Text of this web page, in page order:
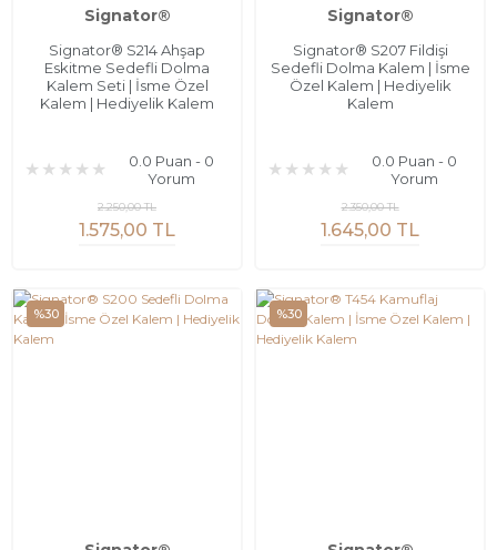
Signator®
Signator® S214 Ahşap
Eskitme Sedefli Dolma
Kalem Seti | İsme Özel
Kalem | Hediyelik Kalem
0.0 Puan - 0
Yorum
1.575,00 TL
2.250,00 TL
Signator®
Signator® S207 Fildişi
Sedefli Dolma Kalem | İsme
Özel Kalem | Hediyelik
Kalem
0.0 Puan - 0
Yorum
1.645,00 TL
2.350,00 TL
%30 %30